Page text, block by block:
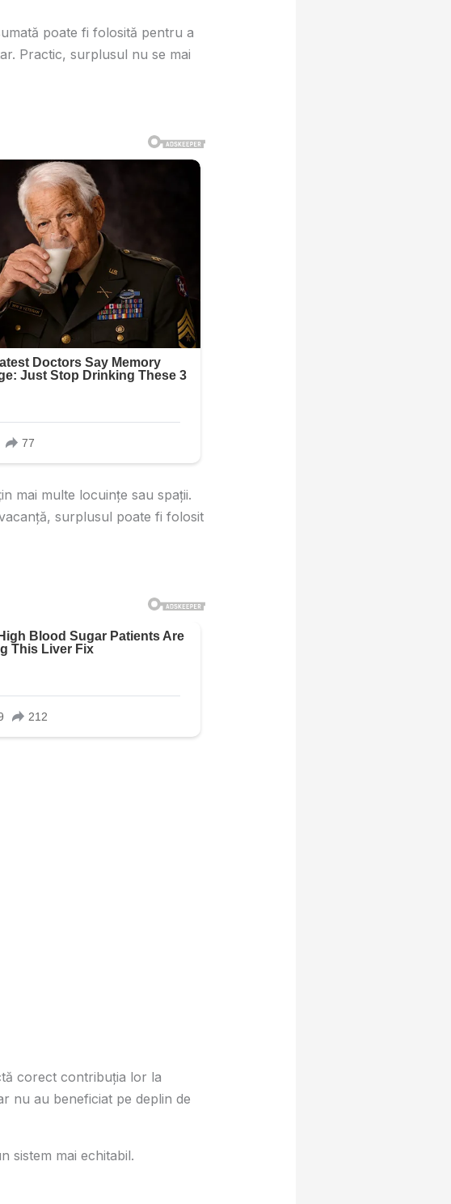
poate fi folosită pentru a
Practic, surplusul nu se mai
mai multe locuințe sau spații.
surplusul poate fi folosit
corect contribuția lor la
nu au beneficiat pe deplin de
sistem mai echitabil.